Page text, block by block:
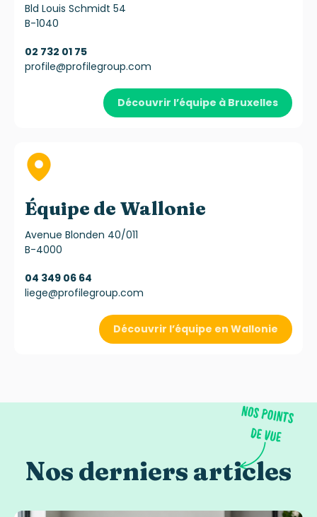
Bld Louis Schmidt 54
B-1040
02 732 01 75
profile@profilegroup.com
Découvrir l’équipe à Bruxelles
Équipe de Wallonie
Avenue Blonden 40/011
B-4000
04 349 06 64
liege@profilegroup.com
Découvrir l’équipe en Wallonie
Nos derniers articles